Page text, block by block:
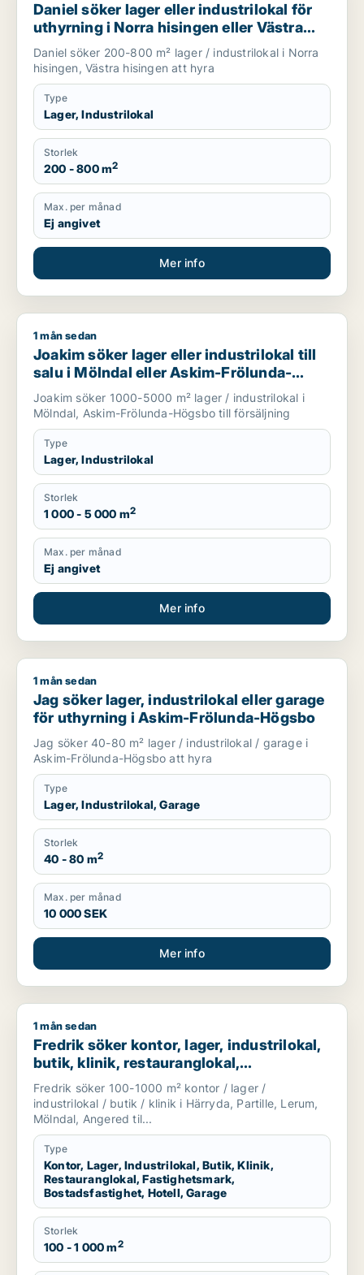
Daniel söker lager eller industrilokal för
uthyrning i Norra hisingen eller Västra
hisingen
Daniel söker 200-800 m² lager / industrilokal i Norra
hisingen, Västra hisingen att hyra
Type
Lager, Industrilokal
Storlek
200 - 800 m2
Max. per månad
Ej angivet
Mer info
Joakim söker lager eller industrilokal till salu i Mölndal eller
1 mån sedan
Joakim söker lager eller industrilokal till
salu i Mölndal eller Askim-Frölunda-
Högsbo
Joakim söker 1000-5000 m² lager / industrilokal i
Mölndal, Askim-Frölunda-Högsbo till försäljning
Type
Lager, Industrilokal
Storlek
1 000 - 5 000 m2
Max. per månad
Ej angivet
Mer info
Jag söker lager, industrilokal eller garage för uthyrning i
1 mån sedan
Jag söker lager, industrilokal eller garage
för uthyrning i Askim-Frölunda-Högsbo
Jag söker 40-80 m² lager / industrilokal / garage i
Askim-Frölunda-Högsbo att hyra
Type
Lager, Industrilokal, Garage
Storlek
40 - 80 m2
Max. per månad
10 000 SEK
Mer info
Fredrik söker kontor, lager, industrilokal, butik, klinik,
1 mån sedan
Fredrik söker kontor, lager, industrilokal,
butik, klinik, restauranglokal,
fastighetsmark, bostadsfastighet, hotell
eller garage till salu i Härryda, Partille
eller Lerum m.fl.
Fredrik söker 100-1000 m² kontor / lager /
industrilokal / butik / klinik i Härryda, Partille, Lerum,
Mölndal, Angered til...
Type
Kontor, Lager, Industrilokal, Butik, Klinik,
Restauranglokal, Fastighetsmark,
Bostadsfastighet, Hotell, Garage
Storlek
100 - 1 000 m2